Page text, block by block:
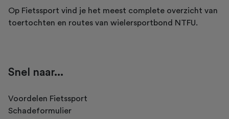
Op Fietssport vind je het meest complete overzicht van
toertochten en routes van wielersportbond NTFU.
Snel naar...
Voordelen Fietssport
Schadeformulier